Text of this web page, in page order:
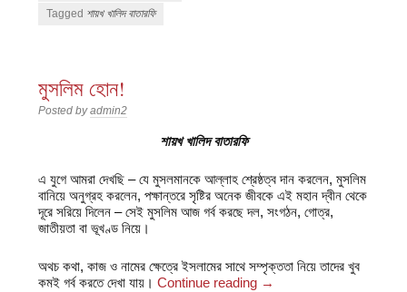
Tagged শায়খ খালিদ বাতারফি
মুসলিম হোন!
Posted byadmin2
শায়খ খালিদ বাতারফি
এ যুগে আমরা দেখছি – যে মুসলমানকে আল্লাহ শ্রেষ্ঠত্ব দান করলেন, মুসলিম
বানিয়ে অনুগ্রহ করলেন, পক্ষান্তরে সৃষ্টির অনেক জীবকে এই মহান দ্বীন থেকে
দূরে সরিয়ে দিলেন – সেই মুসলিম আজ গর্ব করছে দল, সংগঠন, গোত্র,
জাতীয়তা বা ভূখণ্ড নিয়ে।
অথচ কথা, কাজ ও নামের ক্ষেত্রে ইসলামের সাথে সম্পৃক্ততা নিয়ে তাদের খুব
কমই গর্ব করতে দেখা যায়। Continue reading →